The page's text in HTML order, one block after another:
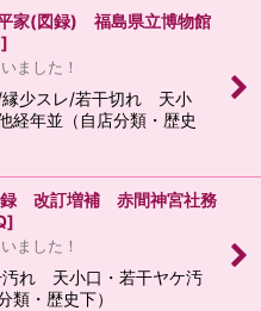
家(図録) 福島県立博物館
]
ました！
縁少スレ/若干切れ 天小
年並（自店分類・歴史
録 改訂増補 赤間神宮社務
]
ました！
汚れ 天小口・若干ヤケ汚
・歴史下）